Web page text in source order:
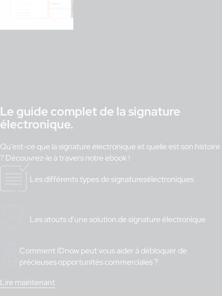
Le guide complet de la signature
électronique.
Qu’est-ce que la signature électronique etquelle estson histoire
? Découvrez-le à travers notre ebook!
Les différents types de signaturesélectroniques
Les atouts d’une solution de signature électronique
CommentIDnowpeut vous aider à débloquer de
précieuses opportunités commerciales?
Lire maintenant